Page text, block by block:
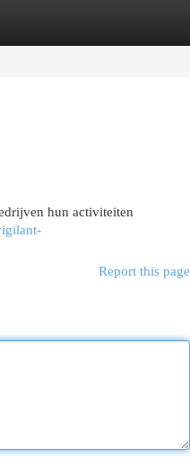
hun activiteiten
Report this page